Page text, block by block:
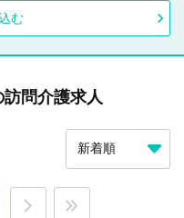
む
問介護求人